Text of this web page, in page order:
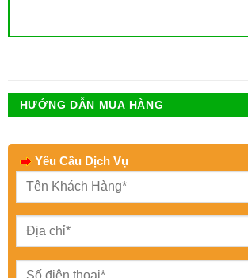
HƯỚNG DẪN MUA HÀNG
Yêu Cầu Dịch Vụ